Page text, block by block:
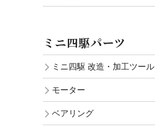
ミニ四駆パーツ
ミニ四駆 改造・加工ツール
モーター
ベアリング